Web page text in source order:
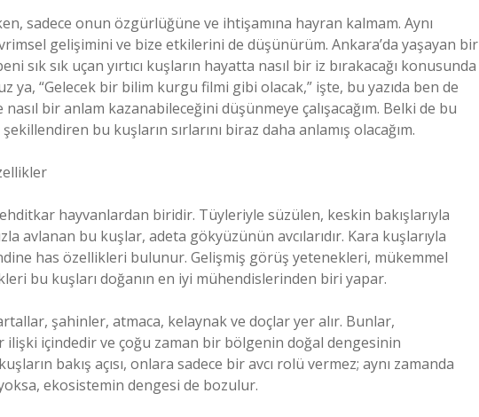
sadece onun özgürlüğüne ve ihtişamına hayran kalmam. Aynı
gelişimini ve bize etkilerini de düşünürüm. Ankara’da yaşayan bir
sık sık uçan yırtıcı kuşların hayatta nasıl bir iz bırakacağı konusunda
ya, “Gelecek bir bilim kurgu filmi gibi olacak,” işte, bu yazıda ben de
nasıl bir anlam kazanabileceğini düşünmeye çalışacağım. Belki de bu
bu kuşların sırlarını biraz daha anlamış olacağım.
hayvanlardan biridir. Tüyleriyle süzülen, keskin bakışlarıyla
avlanan bu kuşlar, adeta gökyüzünün avcılarıdır. Kara kuşlarıyla
has özellikleri bulunur. Gelişmiş görüş yetenekleri, mükemmel
bu kuşları doğanın en iyi mühendislerinden biri yapar.
şahinler, atmaca, kelaynak ve doçlar yer alır. Bunlar,
içindedir ve çoğu zaman bir bölgenin doğal dengesinin
bakış açısı, onlara sadece bir avcı rolü vermez; aynı zamanda
ekosistemin dengesi de bozulur.